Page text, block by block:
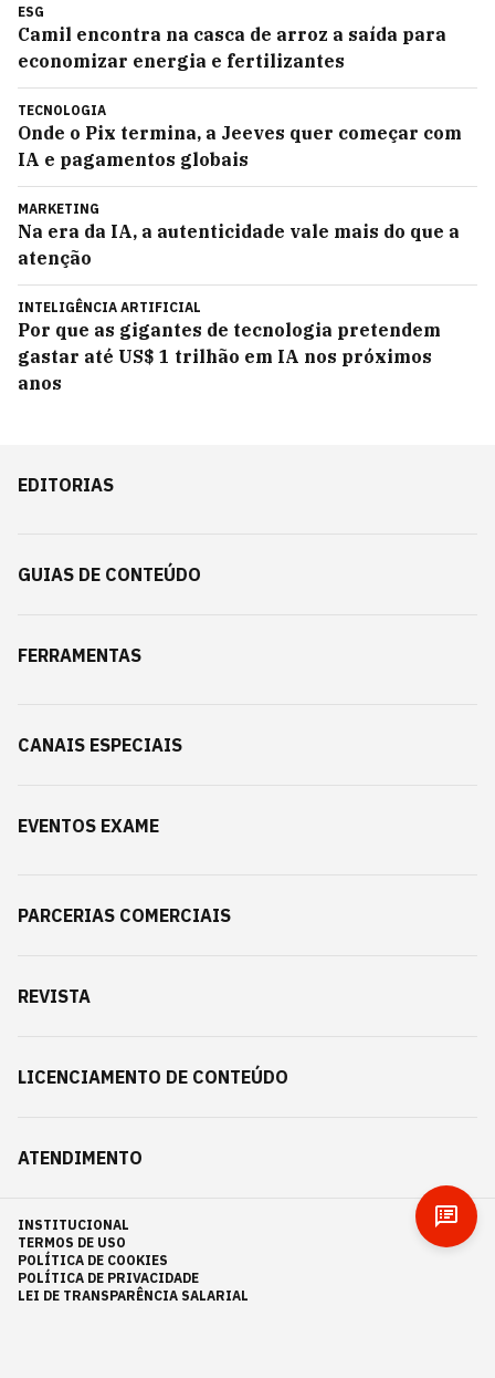
ESG
Camil encontra na casca de arroz a saída para
economizar energia e fertilizantes
TECNOLOGIA
Onde o Pix termina, a Jeeves quer começar com
IA e pagamentos globais
MARKETING
Na era da IA, a autenticidade vale mais do que a
atenção
INTELIGÊNCIA ARTIFICIAL
Por que as gigantes de tecnologia pretendem
gastar até US$ 1 trilhão em IA nos próximos
anos
EDITORIAS
GUIAS DE CONTEÚDO
FERRAMENTAS
CANAIS ESPECIAIS
EVENTOS EXAME
PARCERIAS COMERCIAIS
REVISTA
LICENCIAMENTO DE CONTEÚDO
ATENDIMENTO
INSTITUCIONAL
TERMOS DE USO
POLÍTICA DE COOKIES
POLÍTICA DE PRIVACIDADE
LEI DE TRANSPARÊNCIA SALARIAL